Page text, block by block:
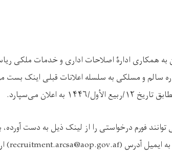
همکاری ادارۀ اصلاحات اداری و خدمات ملکی
سالم و مسلکی به سلسله اعلانات قبلی اینک
تاریخ ۱۲/ ربیع الأول/۱۴۴۶ به اعلان می‌سپارد.
فورم درخواستی را از لینک ذیل به دست
ایمیل آدرس (recruitment.arcsa@aop.gov.af
)